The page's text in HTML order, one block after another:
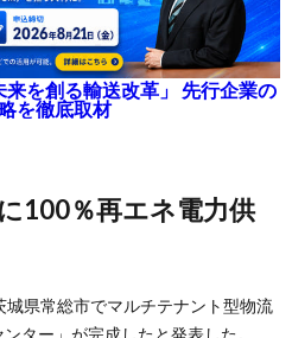
を創る輸送改革」 先行企業の
を徹底取材
県常総市でマルチテナント型物流
ター」が完成したと発表した。